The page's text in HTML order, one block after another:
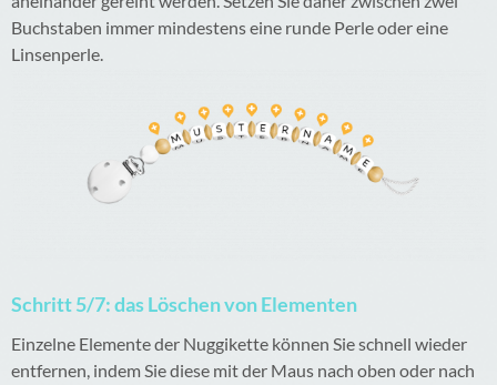
Buchstaben immer mindestens eine runde Perle oder eine
Linsenperle.
Schritt 5/7: das Löschen von Elementen
Einzelne Elemente der Nuggikette können Sie schnell wieder
entfernen, indem Sie diese mit der Maus nach oben oder nach